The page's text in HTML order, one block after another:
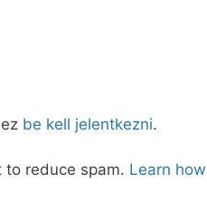
be kell jelentkezni.
to reduce spam. Learn